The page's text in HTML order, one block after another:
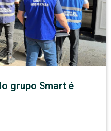
grupo Smart é